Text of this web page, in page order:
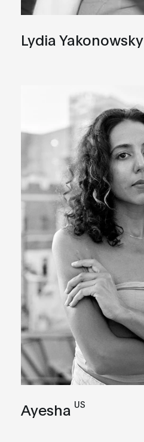
Lydia Yakonowsky
Ayesha US